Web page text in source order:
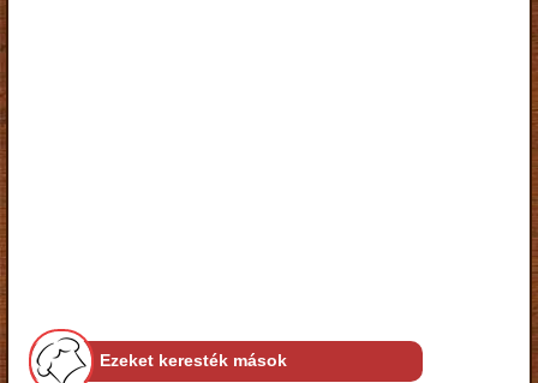
Ezeket keresték mások